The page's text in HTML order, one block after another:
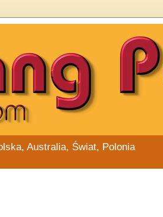
Australia, Świat, Polonia